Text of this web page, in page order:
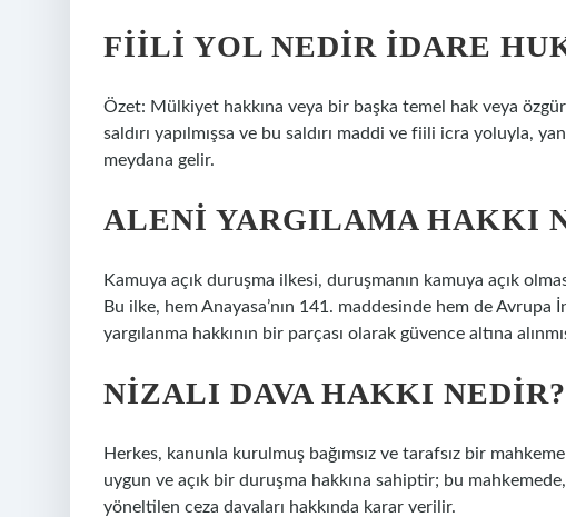
FIILI YOL NEDIR IDARE
Özet: Mülkiyet hakkına veya bir başka temel hak veya
saldırı yapılmışsa ve bu saldırı maddi ve fiili icra yoluyla,
meydana gelir.
ALENI YARGILAMA HAKKI
Kamuya açık duruşma ilkesi, duruşmanın kamuya açık
Bu ilke, hem Anayasa’nın 141. maddesinde hem de Avrupa
yargılanma hakkının bir parçası olarak güvence altına
NIZALI DAVA HAKKI NEDIR?
Herkes, kanunla kurulmuş bağımsız ve tarafsız bir
uygun ve açık bir duruşma hakkına sahiptir; bu
yöneltilen ceza davaları hakkında karar verilir.